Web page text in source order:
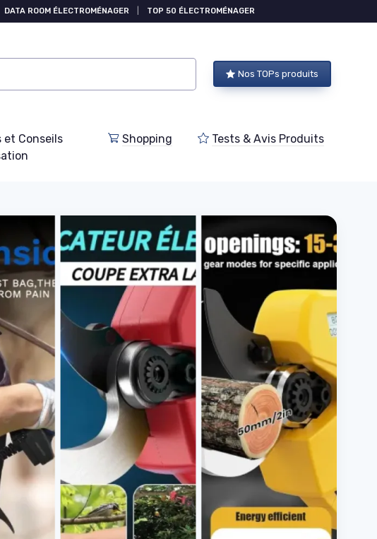
DATA ROOM ÉLECTROMÉNAGER TOP 50 ÉLECTROMÉNAGER
Nos TOPs produits
et Conseils
Shopping Tests & Avis Produits